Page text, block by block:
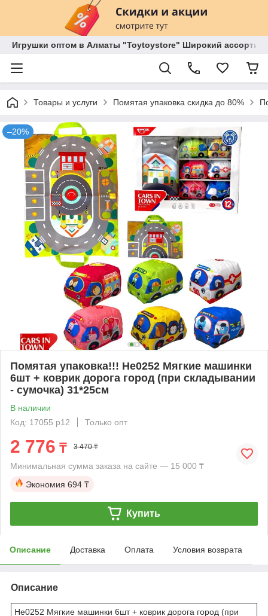
Игрушки оптом в Алматы "Toytoystore" Широкий
Товары и услуги Помятая упаковка скидка до 80%
–20%
Помятая упаковка!!! He0252 Мягкие машинки
6шт + коврик дорога город (при складывании
- сумочка) 31*25см
В наличии
Код: 17055 р12
Только опт
2 776 ₸ 3 470 ₸
Минимальная сумма заказа на сайте — 15 000 ₸
Экономия 694 ₸
Купить
Описание Доставка Оплата Условия возврата
Описание
He0252 Мягкие машинки 6шт + коврик дорога город (при